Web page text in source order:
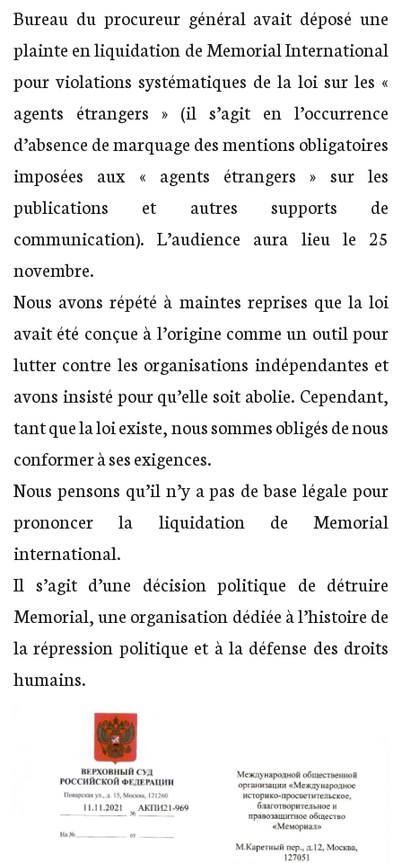
Bureau du procureur général avait déposé une
plainte en liquidation de Memorial International
pour violations systématiques de la loi sur les «
agents étrangers » (il s’agit en l’occurrence
d’absence de marquage des mentions obligatoires
imposées aux « agents étrangers » sur les
publications et autres supports de
communication). L’audience aura lieu le 25
novembre.
Nous avons répété à maintes reprises que la loi
avait été conçue à l’origine comme un outil pour
lutter contre les organisations indépendantes et
avons insisté pour qu’elle soit abolie. Cependant,
tant que la loi existe, nous sommes obligés de nous
conformer à ses exigences.
Nous pensons qu’il n’y a pas de base légale pour
prononcer la liquidation de Memorial
international.
Il s’agit d’une décision politique de détruire
Memorial, une organisation dédiée à l’histoire de
la répression politique et à la défense des droits
humains.